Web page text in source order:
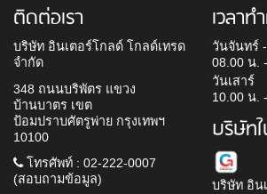
ติดต่อเรา
บริษัท อินเตอร์โกลด์ โกลด์เทรด
จำกัด
348 ถนนบริพัตร แขวง
บ้านบาตร เขต
ป้อมปราบศัตรูพ่าย กรุงเทพฯ
10100
โทรศัพท์ : 02-222-0007
(สอบถามข้อมูล)
เวลาท
วันจันทร์
08.00 น.
วันเสาร์
10.00 น.
บริษัท
บริษัท อิน